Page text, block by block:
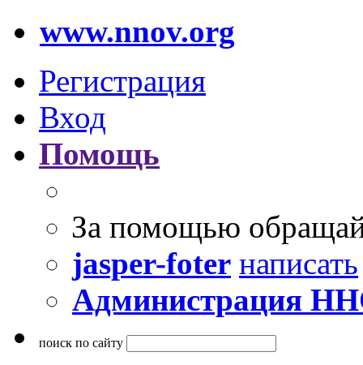
www.nnov.org
Регистрация
Вход
Помощь
За помощью
jasper-foter написать
Администрация
поиск по сайту